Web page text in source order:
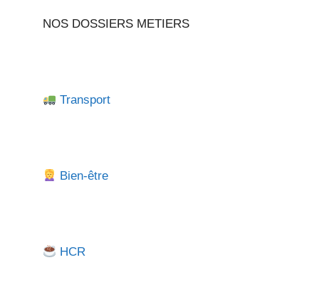
NOS DOSSIERS METIERS
Transport
Bien-être
HCR